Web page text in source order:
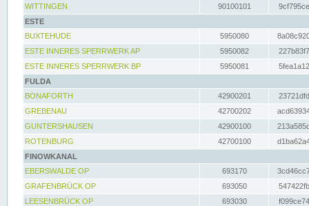
WITTINGEN
90100101
ESTE
BUXTEHUDE
5950080
ESTE INNERES SPERRWERK AP
5950082
ESTE INNERES SPERRWERK BP
5950081
FULDA
BONAFORTH
42900201
GREBENAU
42700202
GUNTERSHAUSEN
42900100
ROTENBURG
42700100
FINOWKANAL
EBERSWALDE OP
693170
GRAFENBRÜCK OP
693050
LEESENBRÜCK OP
693030